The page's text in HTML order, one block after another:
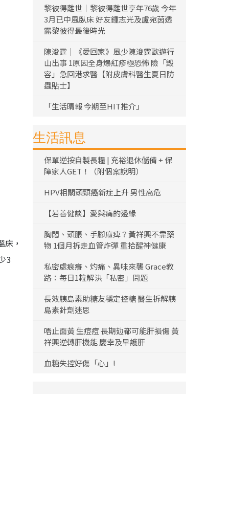
，
3
黎彼得離世｜黎彼得離世享年76歲 今年
3月已中風臥床 好友鍾志光及盧宛茵透
露黎彼得最後時光
陳浚霆｜《愛回家》風少陳浚霆歐遊行
山出事 1原因全身爆紅疹極恐怖 險「毀
容」急回港求醫【附皮膚科醫生夏日防
蟲貼士】
「生活晴報 今期至HIT推介」
生活訊息
保單逆按自製長糧 | 充裕退休儲備 + 保
障家人GET！（附個案說明）
HPV相關頭頸癌新症上升 男性高危
【若善健談】愛與痛的邊緣
胸悶、頭脹、手腳麻痺？黃祥興不靠藥
物 1個月拆走血管炸彈 重拾醒神健康
私密處痕癢、灼痛、異味來襲 Grace教
路：每日1粒解決「私密」問題
長效胰島素助糖友穩定控糖 醫生拆解胰
島素針劑迷思
唔止面黃 生痘痘 長期攰都可能肝損傷 黃
祥興逆轉肝機能 慶幸及早護肝
血糖失控好傷「心」!